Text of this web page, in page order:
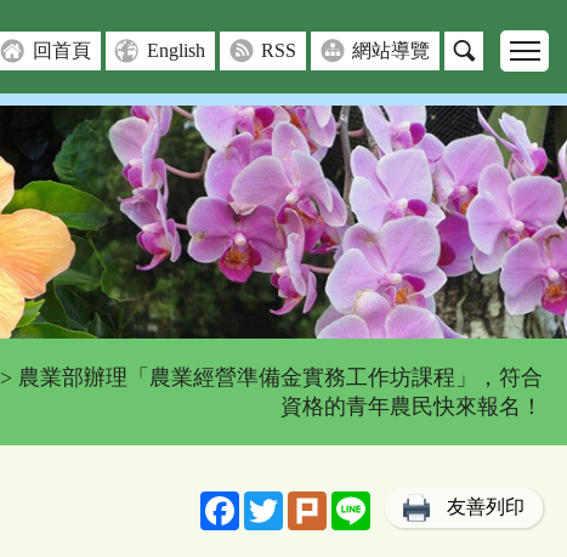
回首頁 English RSS 網站導覽
> 農業部辦理「農業經營準備金實務工作坊課程」，符合
資格的青年農民快來報名！
FacebookTwitterPlurk Line 友善列印